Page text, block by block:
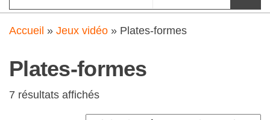
Accueil » Jeux vidéo » Plates-formes
Plates-formes
7 résultats affichés